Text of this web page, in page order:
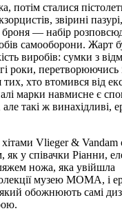
потім сталися
звірині
— набір
самооборони. Жарт
виробів: сумки з
роки, перетворюючись
хто втомився від
марки навмисне є
такі ж винахідливі,
Vlieger & Vandam
як у співачки Ріанни,
ножа, яка увійшла
музею МОМА, і
обожнюють самі